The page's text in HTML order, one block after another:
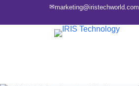
✉marketing@iristechworld.com